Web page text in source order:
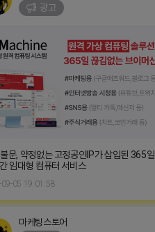
광고
문, 약정없는 고정공인IP가 삽입된 365일
임대형 컴퓨터 서비스
05 19:01:58
마케팅스토어